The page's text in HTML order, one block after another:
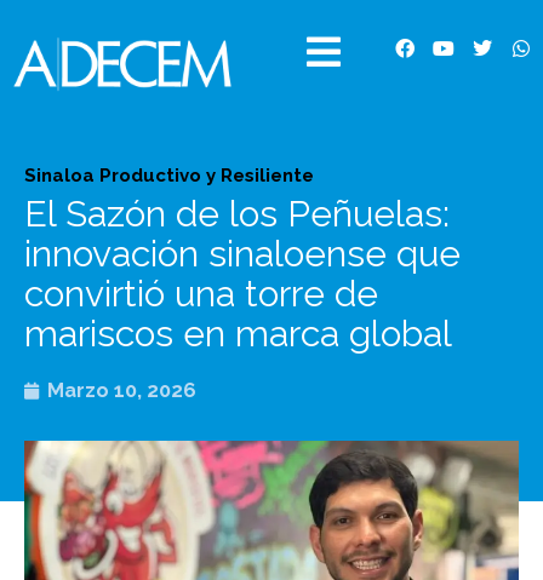
contenido
F
a
Y
T
W
Sinaloa Productivo y Resiliente
El Sazón de los Peñuelas:
innovación sinaloense que
convirtió una torre de
mariscos en marca global
Marzo 10, 2026